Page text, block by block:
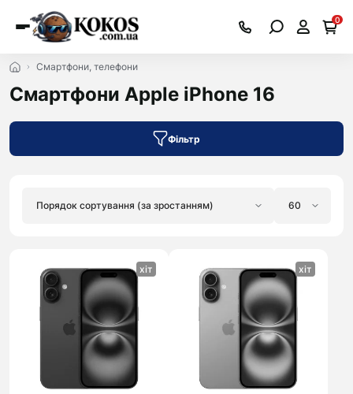
0
Смартфони, телефони
Смартфони Apple iPhone 16
Фільтр
хіт хіт